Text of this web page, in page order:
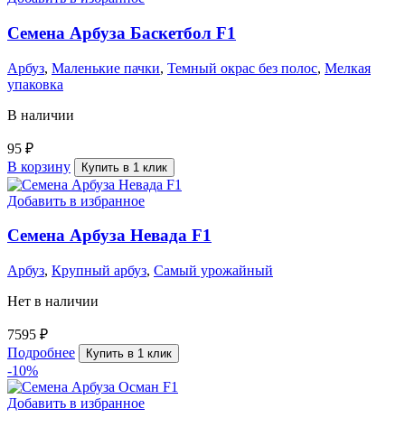
Семена Арбуза Баскетбол F1
Арбуз, Маленькие пачки, Темный окрас без полос, Мелкая
упаковка
В наличии
95 ₽
В корзину
Купить в 1 клик
Добавить в избранное
Семена Арбуза Невада F1
Арбуз, Крупный арбуз, Самый урожайный
Нет в наличии
7595 ₽
Подробнее
Купить в 1 клик
-10%
Добавить в избранное